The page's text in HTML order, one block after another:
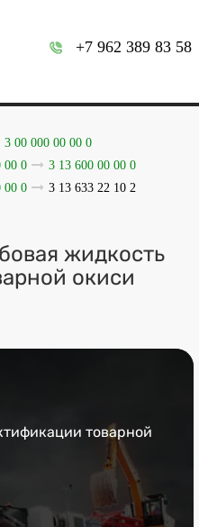
+7 962 389 83 58
3 00 000 00 00 0
00 0
3 13 600 00 00 0
00 0 3 13 633 22 10 2
жидкость
окиси
товарной